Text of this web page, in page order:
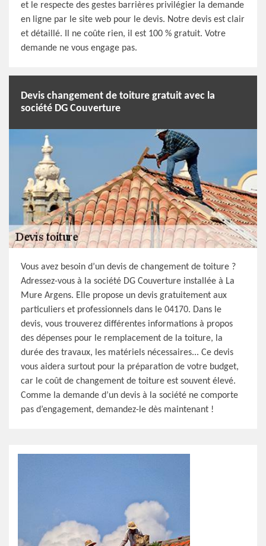
et le respecte des gestes barrières privilégier la demande
en ligne par le site web pour le devis. Notre devis est clair
et détaillé. Il ne coûte rien, il est 100 % gratuit. Votre
demande ne vous engage pas.
Devis changement de toiture gratuit avec la
société DG Couverture
Vous avez besoin d’un devis de changement de toiture ?
Adressez-vous à la société DG Couverture installée à La
Mure Argens. Elle propose un devis gratuitement aux
particuliers et professionnels dans le 04170. Dans le
devis, vous trouverez différentes informations à propos
des dépenses pour le remplacement de la toiture, la
durée des travaux, les matériels nécessaires... Ce devis
vous aidera surtout pour la préparation de votre budget,
car le coût de changement de toiture est souvent élevé.
Comme la demande d’un devis à la société ne comporte
pas d’engagement, demandez-le dès maintenant !